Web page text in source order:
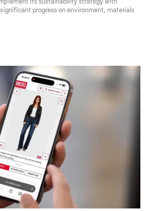
its sustainability strategy with
progress on environment, materials